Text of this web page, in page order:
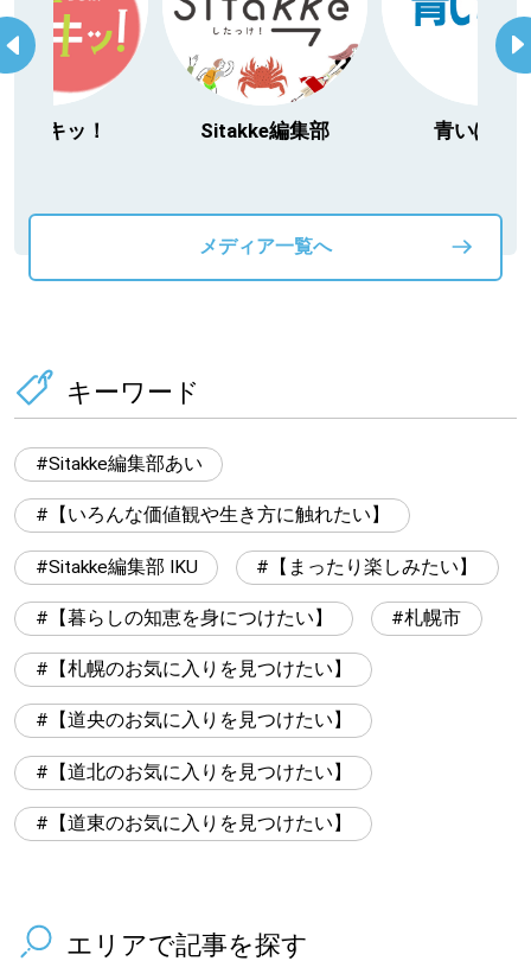
日ドキッ！ Sitakke編集部 青いぽす
メディア一覧へ
キーワード
Sitakke編集部あい
【いろんな価値観や生き方に触れたい】
Sitakke編集部 IKU 【まったり楽しみたい】
【暮らしの知恵を身につけたい】 札幌市
【札幌のお気に入りを見つけたい】
【道央のお気に入りを見つけたい】
【道北のお気に入りを見つけたい】
【道東のお気に入りを見つけたい】
エリアで記事を探す